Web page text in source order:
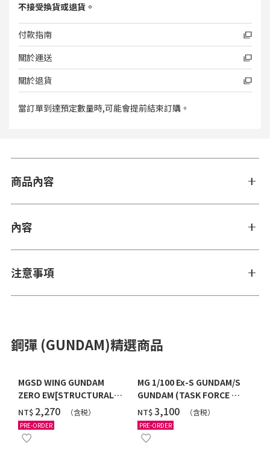
不接受換貨或退貨。
付款指南
關於運送
關於退貨
當訂單到達預定數量時,可能會提前結束訂購。
商品內容
內容
注意事項
鋼彈 (GUNDAM)精選商品
MGSD WING GUNDAM
ZERO EW[STRUCTURAL
COATING/BLACK] [2026年
12月發送]
NT$ ‌2,270 （含税）
PRE-ORDER
MG 1/100 Ex-S GUNDAM/S
GUNDAM (TASK FORCE α
Ver.) [2026年10月發送]
NT$‌3,100 （含税）
PRE-ORDER